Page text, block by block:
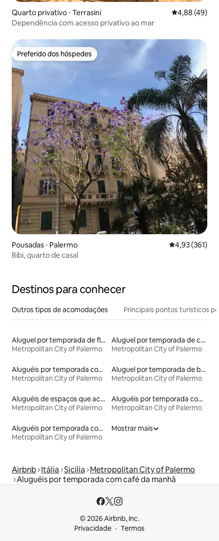
Quarto privativo ⋅ Terrasini 4,88 de uma
4,88 (49)
Dependência com acesso privativo ao mar
Preferido dos hóspedes
Preferido dos hóspedes
Pousadas ⋅ Palermo 4,93 de uma
4,93 (361)
Bibi, quarto de casal
Destinos para conhecer
Outros tipos de acomodações Principais pontos turísticos
Aluguel por temporada de flats
Metropolitan City of Palermo
Aluguel por temporada de casas de veraneio
Metropolitan City of Palermo
Aluguéis por temporada com acesso ao lago
Metropolitan City of Palermo
Aluguel por temporada de barcos
Metropolitan City of Palermo
Aluguéis de espaços que aceitam animais de estimação
Metropolitan City of Palermo
Aluguéis por temporada com suítes privativas
Metropolitan City of Palermo
Aluguéis por temporada com sauna
Metropolitan City of Palermo
Mostrar mais
Airbnb Itália Sicília Metropolitan City of Palermo
Aluguéis por temporada com café da manhã
© 2026 Airbnb, Inc.
Privacidade
Termos